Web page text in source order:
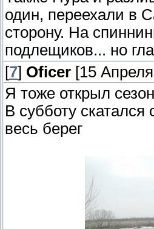
один, переехали в
сторону. На
подлещиков... но
[7] Oficer [15
Я тоже открыл
В субботу
весь берег